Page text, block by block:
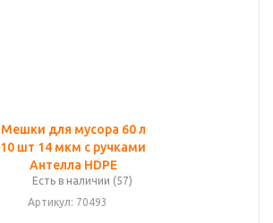
Мешки для мусора 60 л
10 шт 14 мкм с ручками
Антелла HDPE
Есть в наличии (57)
Артикул: 70493